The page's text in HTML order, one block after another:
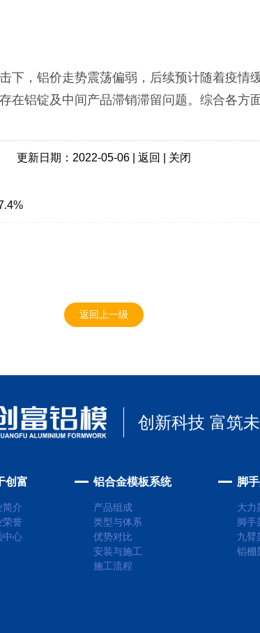
下，铝价走势震荡偏弱，后续预计随着疫情
在铝锭及中间产品滞销滞留问题。综合各方
更新日期：2022-05-06 | 返回 关闭
返回上一级
创新科技 富筑
创富
简介
荣誉
中心
铝合金模板系统
产品组成
类型与体系
优势对比
安装与施工
施工流程
脚
大力
脚手
九臂
铝棚